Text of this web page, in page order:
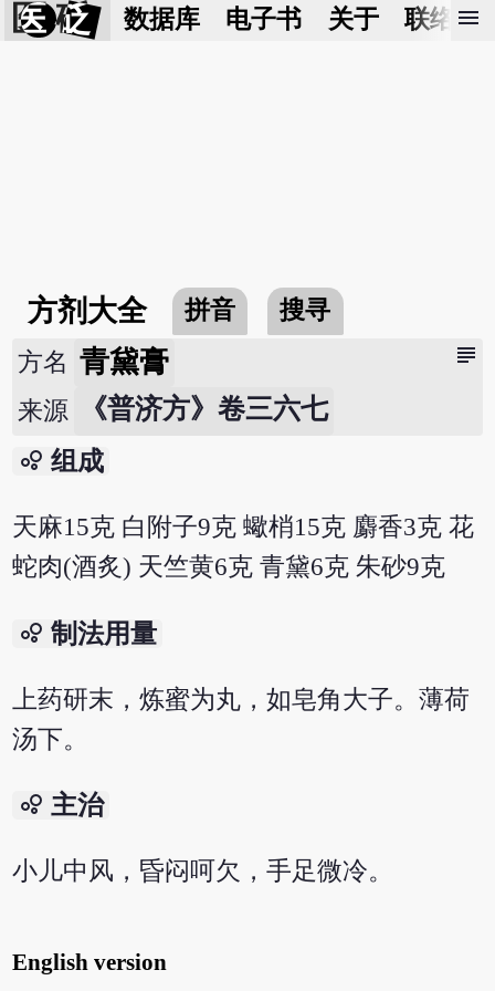
医 砭 数据库 电子书 关于 联络我
menu
方剂大全 拼音 搜寻
subject
方名 青黛膏
来源 《普济方》卷三六七
bubble_chart 组成
天麻15克 白附子9克 蠍梢15克 麝香3克 花
蛇肉(酒炙) 天竺黄6克 青黛6克 朱砂9克
bubble_chart 制法用量
上药研末，炼蜜为丸，如皂角大子。薄荷
汤下。
bubble_chart 主治
小儿中风，昏闷呵欠，手足微冷。
English version